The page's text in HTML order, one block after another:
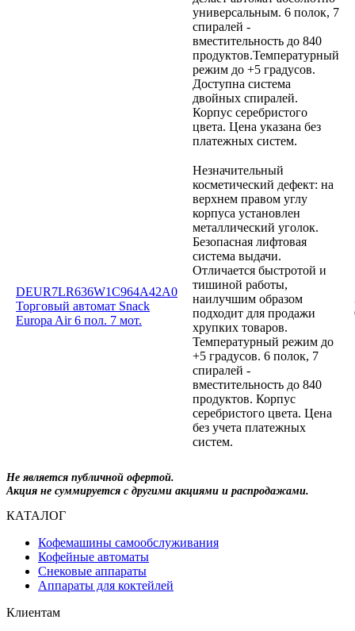
универсальным. 6 полок, 7
спиралей -
вместительность до 840
продуктов.Температурный
режим до +5 градусов.
Доступна система
двойных спиралей.
Корпус серебристого
цвета. Цена указана без
платежных систем.
DEUR7LR636W1C964A42A0
Торговый автомат Snack
Europa Air 6 пол. 7 мот.
Незначительный
косметический дефект: на
верхнем правом углу
корпуса установлен
металлический уголок.
Безопасная лифтовая
система выдачи.
Отличается быстротой и
тишиной работы,
наилучшим образом
подходит для продажи
хрупких товаров.
Температурный режим до
+5 градусов. 6 полок, 7
спиралей -
вместительность до 840
продуктов. Корпус
серебристого цвета. Цена
без учета платежных
систем.
Не является публичной офертой.
Акция не суммируется с другими акциями и распродажами.
КАТАЛОГ
Кофемашины самообслуживания
Кофейные автоматы
Снековые аппараты
Аппараты для коктейлей
Клиентам